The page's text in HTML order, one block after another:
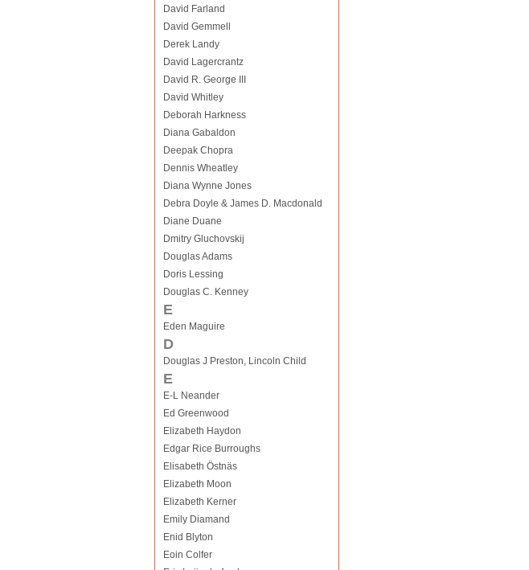
David Farland
David Gemmell
Derek Landy
David Lagercrantz
David R. George III
David Whitley
Deborah Harkness
Diana Gabaldon
Deepak Chopra
Dennis Wheatley
Diana Wynne Jones
Debra Doyle & James D. Macdonald
Diane Duane
Dmitry Gluchovskij
Douglas Adams
Doris Lessing
Douglas C. Kenney
E
Eden Maguire
D
Douglas J Preston, Lincoln Child
E
E-L Neander
Ed Greenwood
Elizabeth Haydon
Edgar Rice Burroughs
Elisabeth Östnäs
Elizabeth Moon
Elizabeth Kerner
Emily Diamand
Enid Blyton
Eoin Colfer